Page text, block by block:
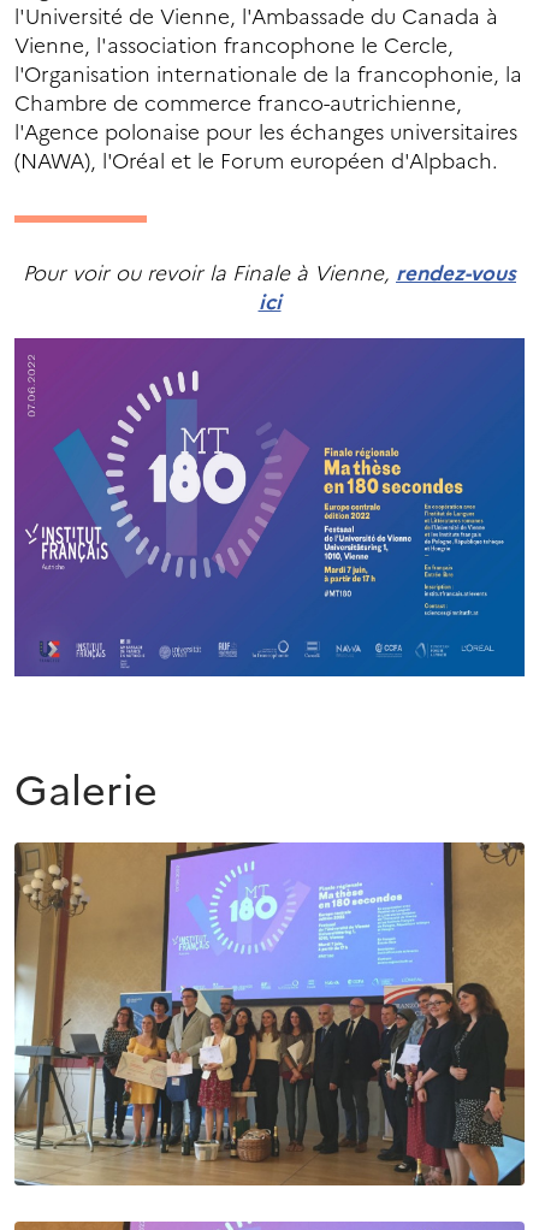
l'Université de Vienne, l'Ambassade du Canada à
Vienne, l'association francophone le Cercle,
l'Organisation internationale de la francophonie, la
Chambre de commerce franco-autrichienne,
l'Agence polonaise pour les échanges universitaires
(NAWA), l'Oréal et le Forum européen d'Alpbach.
Pour voir ou revoir la Finale à Vienne, rendez-vous
ici
Galerie